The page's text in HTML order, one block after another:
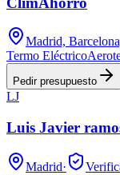
Madrid,
Termo Eléctrico
Pedir presupuesto
LJ
Luis Javier
Madrid·